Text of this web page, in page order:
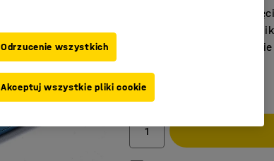
Ochrona
Podświetlany przełącznik
Łatwa instalacja w szafie
1 575,-
Netto (bez VAT)
Odrzucenie wszystkich
Akceptuj wszystkie pliki cookie